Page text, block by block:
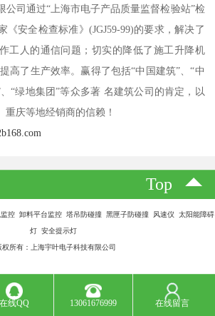
公司通过“上海市电子产品质量监督检验站”检
《安全检查标准》(JGJ59-99)的要求，解决了
工人的通信问题；切实的降低了施工升降机
高了生产效率。赢得了包括“中国建筑”、“中
“绿地集团”等众多著 名建筑公司的肯定，以
重庆等地经销商的信赖！
Top
控 卸料平台监控 塔吊防碰撞 黑匣子防碰撞 风速仪 太阳能障碍
灯 安全提示灯
权所有：上海宇叶电子科技有限公司
在线QQ 13061676999 在线留言